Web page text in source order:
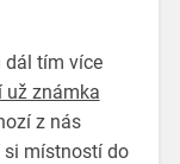
dál tím více
už známka
z nás
si místností do